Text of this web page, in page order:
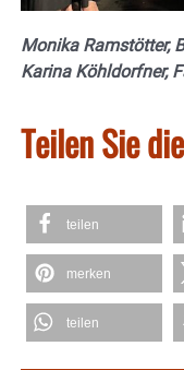
Monika Ramstötter,
Karina Köhldorfner,
Teilen Sie
teilen
merken
teilen